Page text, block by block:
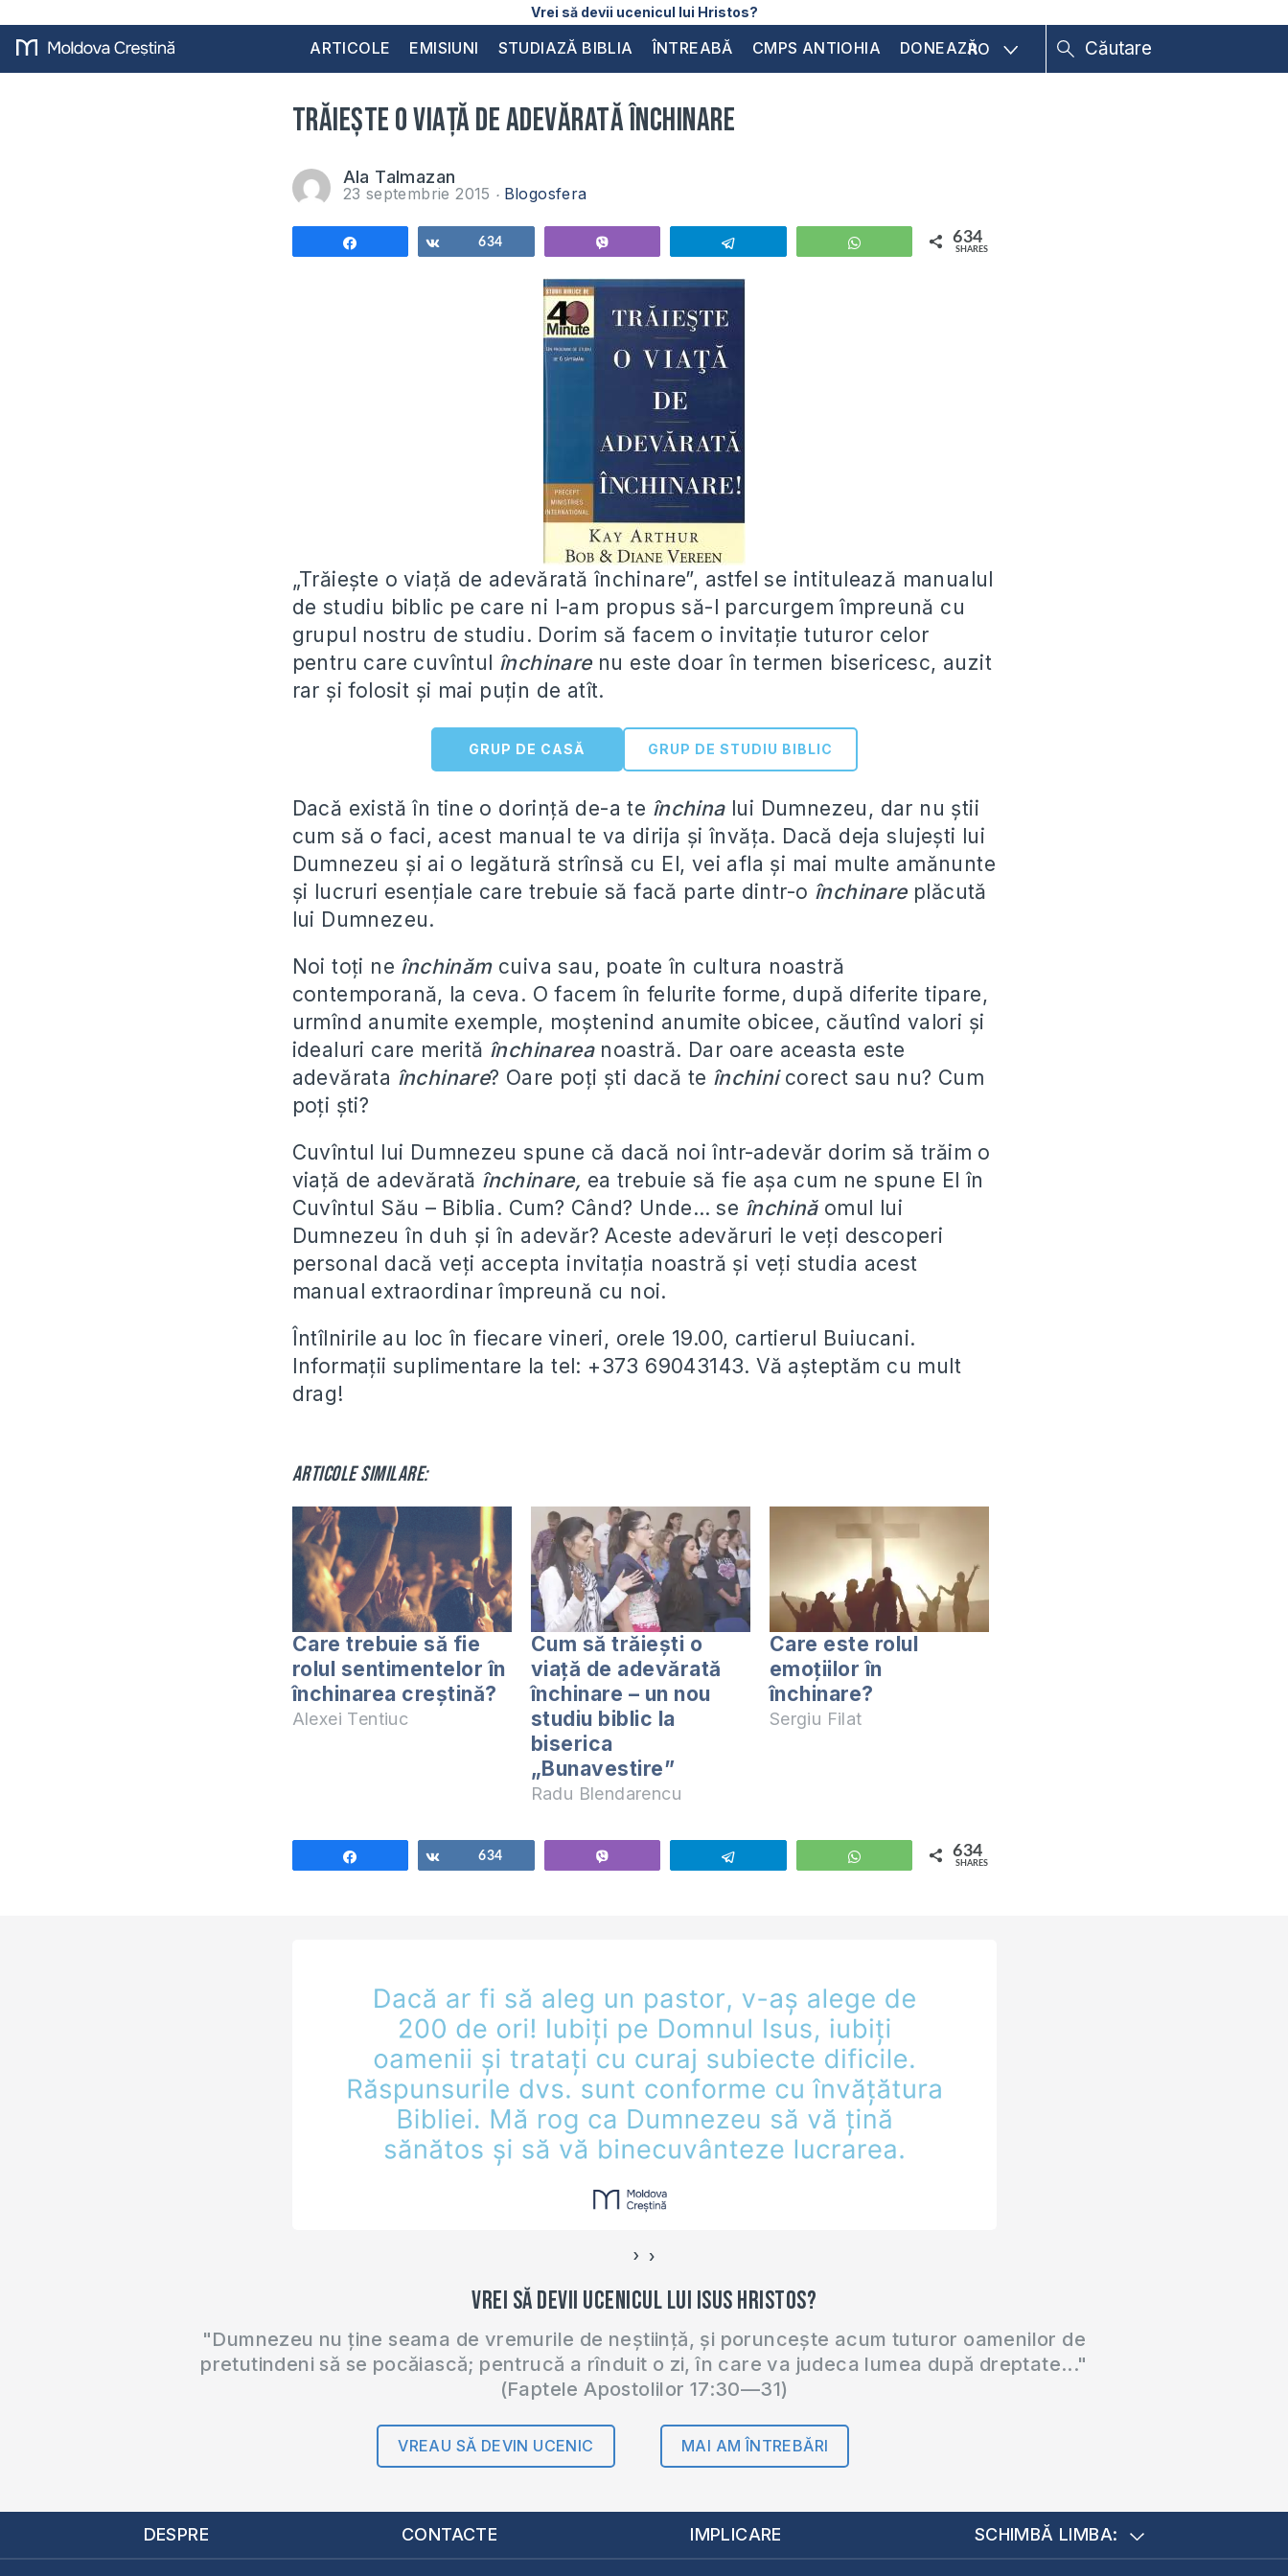
Vrei să devii ucenicul lui Hristos?
ARTICOLE EMISIUNI STUDIAZĂ BIBLIA ÎNTREABĂ CMPS ANTIOHIA DONEAZĂRO
Trăieşte o viaţă de adevărată închinare
Ala Talmazan
23 septembrie 2015 Blogosfera
Share634 WhatsApp 634
SHARES
„Trăieşte o viaţă de adevărată închinare”, astfel se intitulează manualul
de studiu biblic pe care ni l-am propus să-l parcurgem împreună cu
grupul nostru de studiu. Dorim să facem o invitaţie tuturor celor
pentru care cuvîntul închinarenu este doar în termen bisericesc, auzit
rar şi folosit şi mai puţin de atît.
GRUP DE CASĂ GRUP DE STUDIU BIBLIC
Dacă există în tine o dorinţă de-a te închinalui Dumnezeu, dar nu ştii
cum să o faci, acest manual te va dirija şi învăţa. Dacă deja slujeşti lui
Dumnezeu şi ai o legătură strînsă cu El, vei afla şi mai multe amănunte
şi lucruri esenţiale care trebuie să facă parte dintr-o închinareplăcută
lui Dumnezeu.
Noi toţi ne închinămcuiva sau, poate în cultura noastră
contemporană, la ceva. O facem în felurite forme, după diferite tipare,
urmînd anumite exemple, moştenind anumite obicee, căutînd valori şi
idealuri care merită închinareanoastră. Dar oare aceasta este
adevărata închinare? Oare poţi şti dacă te închinicorect sau nu? Cum
poţi şti?
Cuvîntul lui Dumnezeu spune că dacă noi într-adevăr dorim să trăim o
viaţă de adevărată închinare, ea trebuie să fie aşa cum ne spune El în
Cuvîntul Său – Biblia. Cum? Când? Unde… se închinăomul lui
Dumnezeu în duh şi în adevăr? Aceste adevăruri le veţi descoperi
personal dacă veţi accepta invitaţia noastră şi veţi studia acest
manual extraordinar împreună cu noi.
Întîlnirile au loc în fiecare vineri, orele 19.00, cartierul Buiucani.
Informaţii suplimentare la tel: +373 69043143. Vă aşteptăm cu mult
drag!
Articole similare:
Care trebuie să fie
rolul sentimentelor în
închinarea creștină?
Alexei Tentiuc
Cum să trăiești o
viață de adevărată
închinare – un nou
studiu biblic la
biserica
„Bunavestire”
Radu Blendarencu
Care este rolul
emoțiilor în
închinare?
Sergiu Filat
Share634 WhatsApp 634
SHARES
‹ ›
Vrei să devii ucenicul lui Isus Hristos?
"Dumnezeu nu ține seama de vremurile de neștiință, și poruncește acum tuturor oamenilor de
pretutindeni să se pocăiască; pentrucă a rînduit o zi, în care va judeca lumea după dreptate..."
(Faptele Apostolilor 17:30—31)
VREAU SĂ DEVIN UCENIC MAI AM ÎNTREBĂRI
DESPRE CONTACTE IMPLICARE SCHIMBĂ LIMBA: